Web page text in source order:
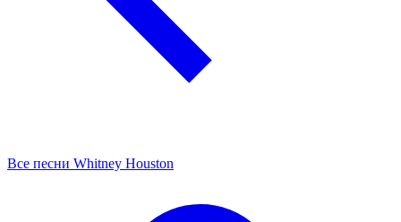
Все песни Whitney Houston